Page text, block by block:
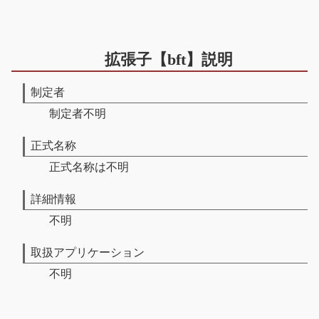
拡張子【bft】説明
制定者
制定者不明
正式名称
正式名称は不明
詳細情報
不明
取扱アプリケーション
不明